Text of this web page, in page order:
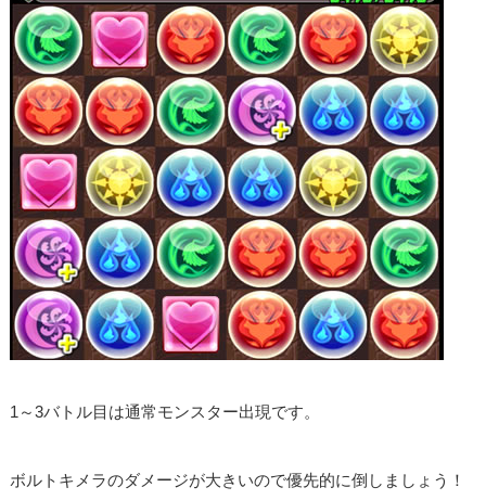
1～3バトル目は通常モンスター出現です。
ボルトキメラのダメージが大きいので優先的に倒しましょう！